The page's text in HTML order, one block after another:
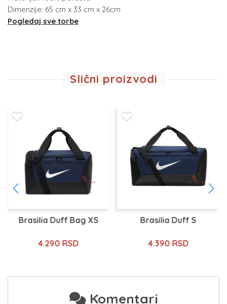
Dimenzije: 65 cm x 33 cm x 26cm
Pogledaj sve torbe
Slični proizvodi
Brasilia Duff Bag XS
4.290 RSD
Brasilia Duff S
4.390 RSD
Komentari